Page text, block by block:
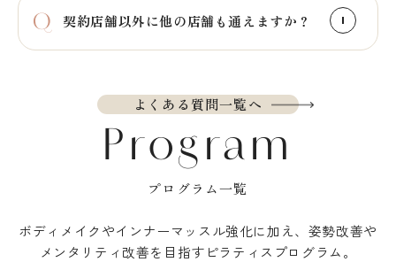
契約店舗以外に他の店舗も通えますか？
よくある質問一覧へ
Program
プログラム一覧
ボディメイクやインナーマッスル強化に加え、姿勢改善や
メンタリティ改善を目指すピラティスプログラム。